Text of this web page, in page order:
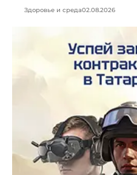
Здоровье и среда02.08.2026